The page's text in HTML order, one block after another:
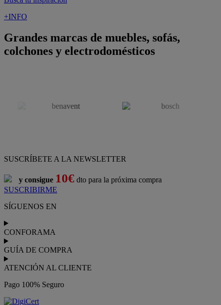
+INFO
Grandes marcas de muebles, sofás,
colchones y electrodomésticos
SUSCRÍBETE A LA NEWSLETTER
y consigue 10€ dto para la próxima compra
SUSCRIBIRME
SÍGUENOS EN
CONFORAMA
GUÍA DE COMPRA
ATENCIÓN AL CLIENTE
Pago 100% Seguro